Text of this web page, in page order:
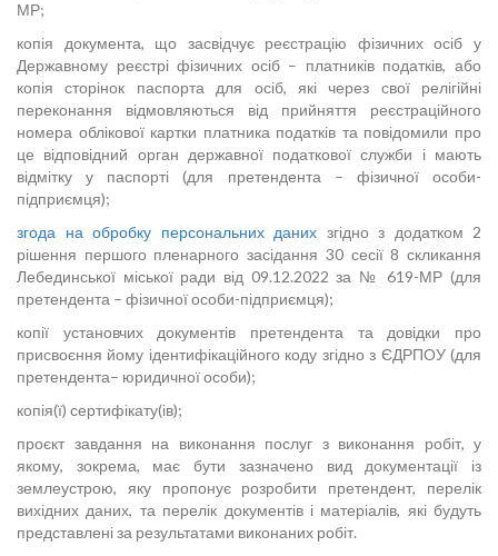
МР;
копія документа, що засвідчує реєстрацію фізичних осіб у
Державному реєстрі фізичних осіб – платників податків, або
копія сторінок паспорта для осіб, які через свої релігійні
переконання відмовляються від прийняття реєстраційного
номера облікової картки платника податків та повідомили про
це відповідний орган державної податкової служби і мають
відмітку у паспорті (для претендента – фізичної особи-
підприємця);
згода на обробку персональних даних згідно з додатком 2
рішення першого пленарного засідання 30 сесії 8 скликання
Лебединської міської ради від 09.12.2022 за № 619-МР (для
претендента – фізичної особи-підприємця);
копії установчих документів претендента та довідки про
присвоєння йому ідентифікаційного коду згідно з ЄДРПОУ (для
претендента– юридичної особи);
копія(ї) сертифікату(ів);
проєкт завдання на виконання послуг з виконання робіт, у
якому, зокрема, має бути зазначено вид документації із
землеустрою, яку пропонує розробити претендент, перелік
вихідних даних, та перелік документів і матеріалів, які будуть
представлені за результатами виконаних робіт.